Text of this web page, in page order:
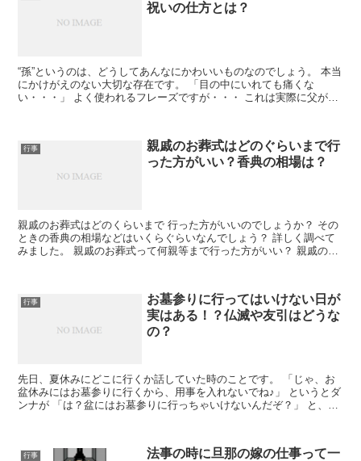
祝いの仕方とは？
“孫”というのは、どうしてあんなにかわいいものなのでしょう。 本当
にかけがえのない大切な存在です。 「目の中にいれても痛くな
い・・・」 よく使われるフレーズですが・・・ これは実際に父が私
行事
親戚のお葬式はどのぐらいまで行
った方がいい？香典の相場は？
親戚のお葬式はどのくらいまで 行った方がいいのでしょうか？ その
ときの香典の相場などはいくらぐらいなんでしょう？ 詳しく調べて
みました。 親戚のお葬式って何親等まで行った方がいい？ 親戚のお
行事
お墓参りに行ってはいけない日が
実はある！？仏滅や友引はどうな
の？
先日、夏休みにどこに行くか話していた時のことです。 「じゃ、お
盆休みにはお墓参りに行くから、用事を入れないでね♪」 というとダ
ンナが 「は？盆にはお墓参りに行っちゃいけないんだぞ？」 と、言
行事
法事の時に旦那の嫁の仕事って一